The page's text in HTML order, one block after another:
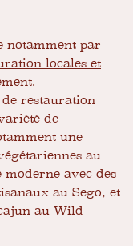
notamment par
locales et
de restauration
de
une
au
avec des
au Sego, et
au Wild